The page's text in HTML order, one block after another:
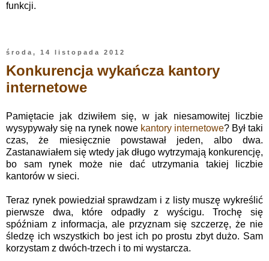
funkcji.
środa, 14 listopada 2012
Konkurencja wykańcza kantory
internetowe
Pamiętacie jak dziwiłem się, w jak niesamowitej liczbie
wysypywały się na rynek nowe kantory internetowe? Był taki
czas, że miesięcznie powstawał jeden, albo dwa.
Zastanawiałem się wtedy jak długo wytrzymają konkurencję,
bo sam rynek może nie dać utrzymania takiej liczbie
kantorów w sieci.
Teraz rynek powiedział sprawdzam i z listy muszę wykreślić
pierwsze dwa, które odpadły z wyścigu. Trochę się
spóźniam z informacja, ale przyznam się szczerzę, że nie
śledzę ich wszystkich bo jest ich po prostu zbyt dużo. Sam
korzystam z dwóch-trzech i to mi wystarcza.